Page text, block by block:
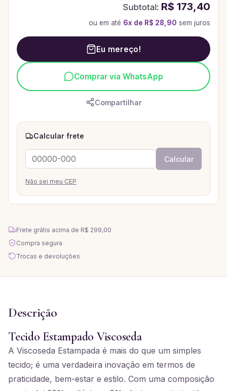
Subtotal: R$ 173,40
ou em até 6x de R$ 28,90 sem juros
Eu mereço!
Comprar via WhatsApp
Compartilhar
Calcular frete
Calcular
Não sei meu CEP
Frete grátis acima de R$ 299,00
Compra segura
Trocas e devoluções
Descrição
Tecido Estampado Viscoseda
A Viscoseda Estampada é mais do que um simples
tecido; é uma verdadeira inovação em termos de
praticidade, bem-estar e estilo. Com uma composição